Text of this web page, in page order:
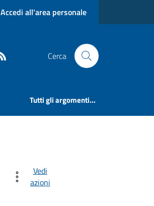
Accedi all'area personale
Cerca
Tutti gli argomenti...
Vedi
azioni